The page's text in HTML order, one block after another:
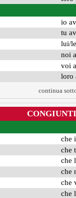
io
tu
lui/
noi
voi
loro
continua
che
che
che
che
che
che